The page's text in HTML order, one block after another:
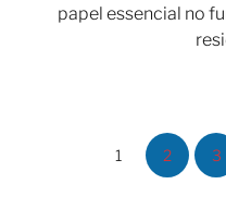
papel essencial no
1 2 3